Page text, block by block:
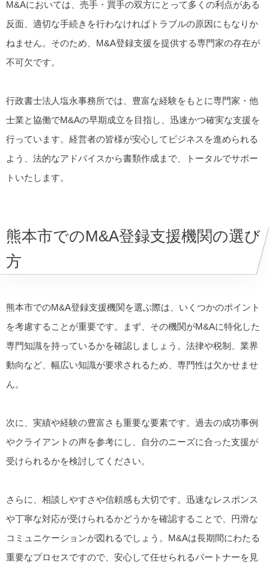
M&Aにおいては、売手・買手の双方にとって多くの利点がある
反面、適切な手続きを行わなければトラブルの原因にもなりか
ねません。そのため、M&A登録支援を提供する専門家の存在が
不可欠です。
行政書士法人塩永事務所では、豊富な経験をもとに専門家・他
士業と協働でM&Aの早期成立を目指し、迅速かつ確実な支援を
行っています。経営者の皆様が安心してビジネスを進められる
よう、法的なアドバイスから書類作成まで、トータルでサポー
トいたします。
熊本市でのM&A登録支援機関の選び
方
熊本市でのM&A登録支援機関を選ぶ際は、いくつかのポイント
を考慮することが重要です。まず、その機関がM&Aに特化した
専門知識を持っているかを確認しましょう。法律や税制、業界
動向など、幅広い知識が要求されるため、専門性は欠かせませ
ん。
次に、実績や経験の豊富さも重要な要素です。過去の成功事例
やクライアントの声を参考にし、自分のニーズに合った支援が
受けられるかを検討してください。
さらに、相談しやすさや信頼感も大切です。迅速なレスポンス
や丁寧な対応が受けられるかどうかを確認することで、円滑な
コミュニケーションが図れるでしょう。M&Aは長期間にわたる
重要なプロセスですので、安心して任せられるパートナーを見